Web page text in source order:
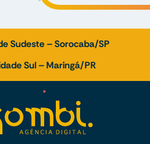
Sudeste – Sorocaba/SP
Sul – Maringá/PR